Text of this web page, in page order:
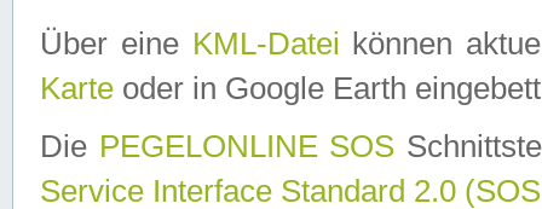
Über eine KML-Datei können
Karte oder in Google Earth
Die PEGELONLINE SOS
Service Interface Standard 2.0